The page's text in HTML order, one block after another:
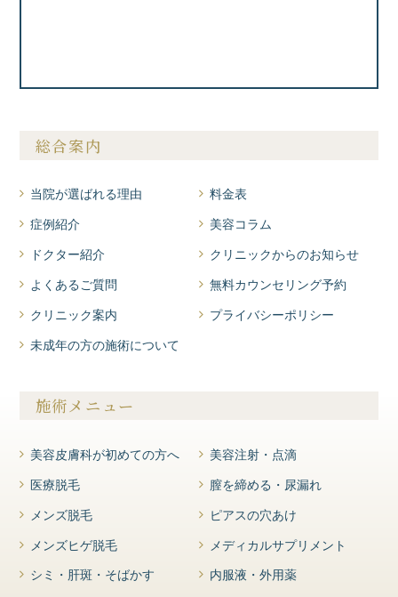
総合案内
当院が選ばれる理由
症例紹介
ドクター紹介
よくあるご質問
クリニック案内
未成年の方の施術について
料金表
美容コラム
クリニックからのお知らせ
無料カウンセリング予約
プライバシーポリシー
施術メニュー
美容皮膚科が初めての方へ
医療脱毛
メンズ脱毛
メンズヒゲ脱毛
シミ・肝斑・そばかす
美容注射・点滴
膣を締める・尿漏れ
ピアスの穴あけ
メディカルサプリメント
内服液・外用薬